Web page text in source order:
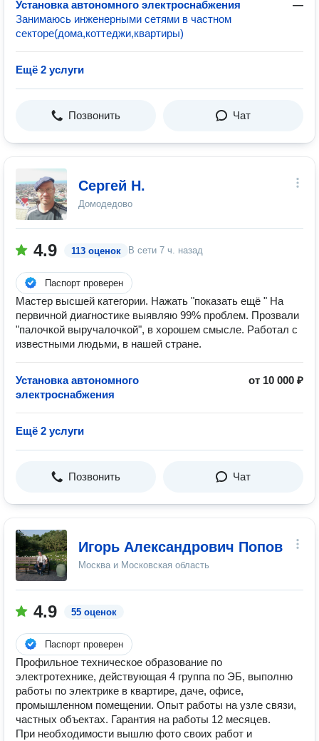
Установка автономного электроснабжения
—
Занимаюсь инженерными сетями в частном
секторе(дома,коттеджи,квартиры)
Ещё 2 услуги
Позвонить Чат
Сергей Н.
Домодедово
4.9 113 оценок В сети 7 ч. назад
Паспорт проверен
Мастер высшей категории. Нажать "показать ещё " На
первичной диагностике выявляю 99% проблем. Прозвали
"палочкой выручалочкой", в хорошем смысле. Работал с
известными людьми, в нашей стране.
Установка автономного
электроснабжения
от 10 000 ₽
Ещё 2 услуги
Позвонить Чат
Игорь Александрович Попов
Москва и Московская область
4.9 55 оценок
Паспорт проверен
Профильное техническое образование по
электротехнике, действующая 4 группа по ЭБ, выполню
работы по электрике в квартире, даче, офисе,
промышленном помещении. Опыт работы на узле связи,
частных объектах. Гарантия на работы 12 месяцев.
При необходимости вышлю фото своих работ и